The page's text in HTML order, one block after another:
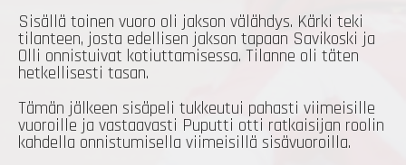
Sisällä toinen vuoro oli jakson välähdys. Kärki teki
tilanteen, josta edellisen jakson tapaan Savikoski ja
Olli onnistuivat kotiuttamisessa. Tilanne oli täten
hetkellisesti tasan.
Tämän jälkeen sisäpeli tukkeutui pahasti viimeisille
vuoroille ja vastaavasti Puputti otti ratkaisijan roolin
kahdella onnistumisella viimeisillä sisävuoroilla.